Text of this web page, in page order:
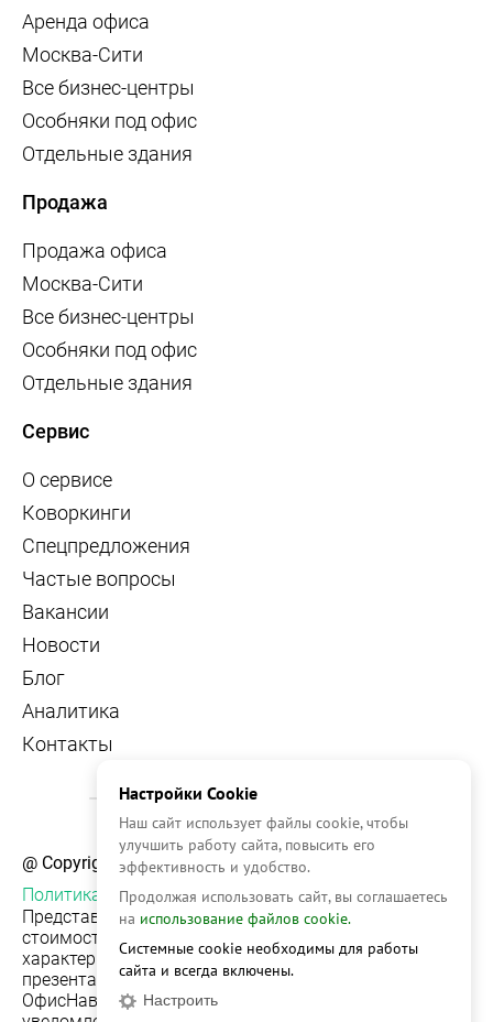
Аренда офиса
Москва-Сити
Все бизнес-центры
Особняки под офис
Отдельные здания
Продажа
Продажа офиса
Москва-Сити
Все бизнес-центры
Особняки под офис
Отдельные здания
Сервис
О сервисе
Коворкинги
Спецпредложения
Частые вопросы
Вакансии
Новости
Блог
Аналитика
Контакты
@ Copyright, 2026 OFFICE NAVIGATOR
Политика конфиденциальности
Представленная на сайте информация, в т.ч.
стоимости объектов, носит информационный
характер и не является публичной офертой. Условия
презентации объекта недвижимости на сервисе
ОфисНавигатор могут быть изменены без
Настройки Cookie
Наш сайт использует файлы cookie, чтобы
улучшить работу сайта, повысить его
эффективность и удобство.
Продолжая использовать сайт, вы соглашаетесь
на использование файлов cookie.
Системные cookie необходимы для работы
сайта и всегда включены.
Настроить